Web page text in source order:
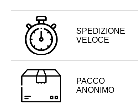
SPEDIZIONE
VELOCE
PACCO
ANONIMO